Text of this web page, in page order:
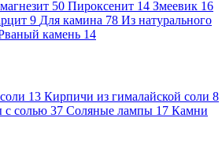
50 Пироксенит 14 Змеевик 16
9 Для камина 78 Из натурального
камень 14
13 Кирпичи из гималайской соли 8
с солью 37 Соляные лампы 17 Камни